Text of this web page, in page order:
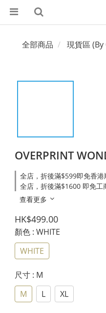
全部商品 現貨區
OVERPRINT
全店，折後滿$599即免香
全店，折後滿$1600 即免
查看更多
HK$499.00
顏色 : WHITE
WHITE
尺寸 : M
M
L XL